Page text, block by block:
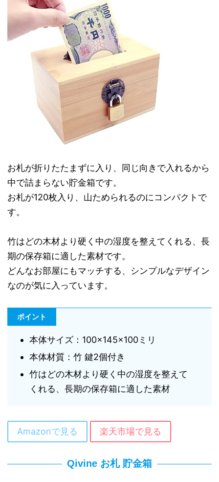
お札が折りたたまずに入り、同じ向きで入れるから
中で詰まらない貯金箱です。
お札が120枚入り、山ためられるのにコンパクトで
す。
竹はどの木材より硬く中の湿度を整えてくれる、長
期の保存箱に適した素材です。
どんなお部屋にもマッチする、シンプルなデザイン
なのが気に入っています。
ポイント
本体サイズ：100×145×100ミリ
本体材質：竹 鍵2個付き
竹はどの木材より硬く中の湿度を整えて
くれる、長期の保存箱に適した素材
Amazonで見る 楽天市場で見る
Qivine お札 貯金箱